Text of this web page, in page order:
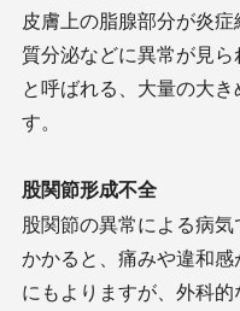
皮膚上の脂腺部分が炎
質分泌などに異常が見ら
と呼ばれる、大量の大
す。
股関節形成不全
股関節の異常による病
かかると、痛みや違和
にもよりますが、外科